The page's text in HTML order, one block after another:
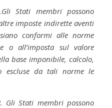
Gli Stati membri possono
imposte indirette aventi
conformi alle norme
o all’imposta sul valore
base imponibile, calcolo,
escluse da tali norme le
Gli Stati membri possono